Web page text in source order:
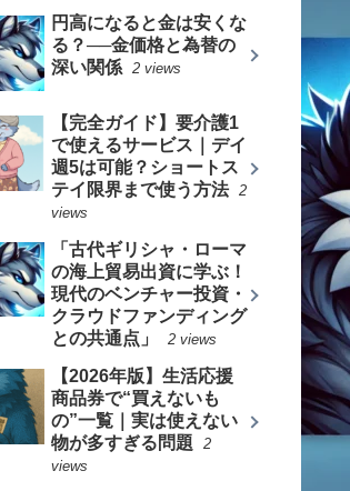
円高になると金は安くな
る？──金価格と為替の
深い関係 2 views
【完全ガイド】要介護1
で使えるサービス｜デイ
週5は可能？ショートス
テイ限界まで使う方法 2
views
「古代ギリシャ・ローマ
の海上貿易出資に学ぶ！
現代のベンチャー投資・
クラウドファンディング
との共通点」
2 views
【2026年版】生活応援
商品券で“買えないも
の”一覧｜実は使えない
物が多すぎる問題
2
views